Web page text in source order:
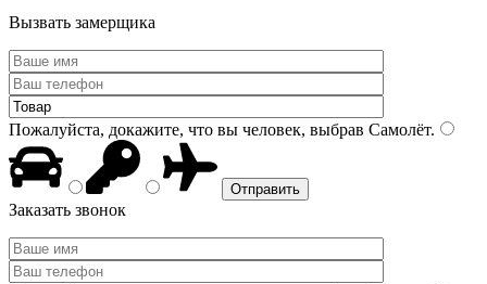
Вызвать замерщика
Пожалуйста, докажите, что вы человек, выбрав Самолёт.
Заказать звонок